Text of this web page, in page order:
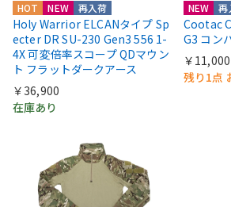
HOT NEW 再入荷
Holy Warrior ELCANタイプ Sp
ecter DR SU-230 Gen3 556 1-
4X 可変倍率スコープ QDマウン
ト フラットダークアース
￥36,900
在庫あり
NEW 再
Cootac
G3 コン
￥11,000
残り1点